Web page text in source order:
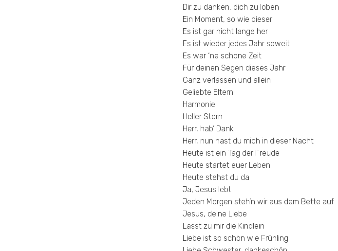
Dir zu danken, dich zu loben
Ein Moment, so wie dieser
Es ist gar nicht lange her
Es ist wieder jedes Jahr soweit
Es war ‘ne schöne Zeit
Für deinen Segen dieses Jahr
Ganz verlassen und allein
Geliebte Eltern
Harmonie
Heller Stern
Herr, hab’ Dank
Herr, nun hast du mich in dieser Nacht
Heute ist ein Tag der Freude
Heute startet euer Leben
Heute stehst du da
Ja, Jesus lebt
Jeden Morgen steh’n wir aus dem Bette auf
Jesus, deine Liebe
Lasst zu mir die Kindlein
Liebe ist so schön wie Frühling